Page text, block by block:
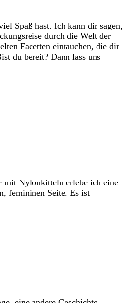
Spaß hast. Ich kann dir sagen,
durch die ‍Welt der
Facetten eintauchen, ⁢die ⁤dir
du bereit? Dann ⁤lass uns
mit Nylonkitteln erlebe ich eine
femininen ‌Seite. Es⁣ ist